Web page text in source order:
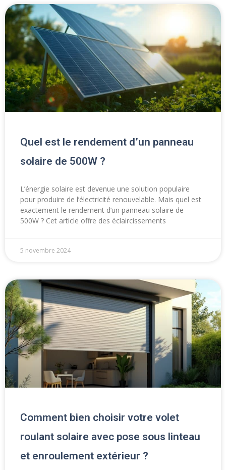
Quel est le rendement d’un panneau
solaire de 500W ?
L’énergie solaire est devenue une solution populaire
pour produire de l’électricité renouvelable. Mais quel est
exactement le rendement d’un panneau solaire de
500W ? Cet article offre des éclaircissements
5 novembre 2024
Comment bien choisir votre volet
roulant solaire avec pose sous linteau
et enroulement extérieur ?